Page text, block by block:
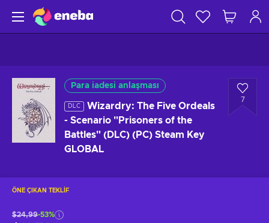
Para iadesi anlaşması
DLC
Wizardry: The Five Ordeals
- Scenario "Prisoners of the
Battles" (DLC) (PC) Steam Key
GLOBAL
7
ÖNE ÇIKAN TEKLIF
$24,99-53%